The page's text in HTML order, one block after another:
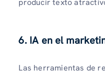
producir texto
6. IA en el
Las herramientas de